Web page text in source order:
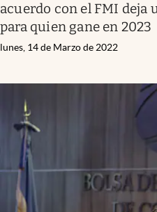
acuerdo con el FMI deja
para quien gane en 2023
lunes, 14 de Marzo de 2022